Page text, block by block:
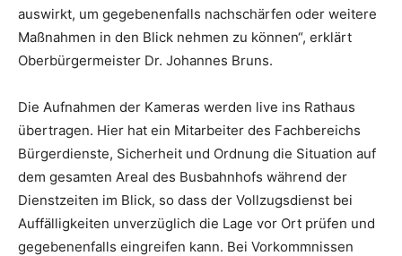
auswirkt, um gegebenenfalls nachschärfen oder weitere
Maßnahmen in den Blick nehmen zu können“, erklärt
Oberbürgermeister Dr. Johannes Bruns.
Die Aufnahmen der Kameras werden live ins Rathaus
übertragen. Hier hat ein Mitarbeiter des Fachbereichs
Bürgerdienste, Sicherheit und Ordnung die Situation auf
dem gesamten Areal des Busbahnhofs während der
Dienstzeiten im Blick, so dass der Vollzugsdienst bei
Auffälligkeiten unverzüglich die Lage vor Ort prüfen und
gegebenenfalls eingreifen kann. Bei Vorkommnissen